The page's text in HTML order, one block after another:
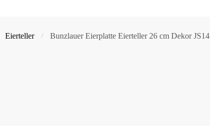
Eierteller / Bunzlauer Eierplatte Eierteller 26 cm Dekor JS14